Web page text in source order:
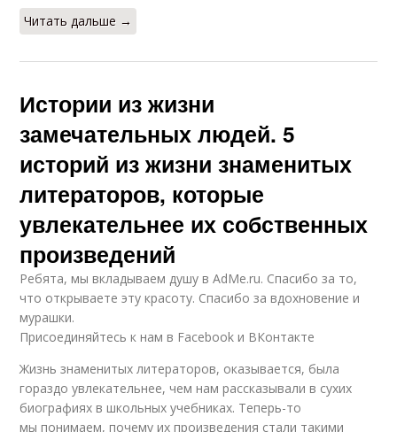
Читать дальше →
Истории из жизни
замечательных людей. 5
историй из жизни знаменитых
литераторов, которые
увлекательнее их собственных
произведений
Ребята, мы вкладываем душу в AdMe.ru. Cпасибо за то,
что открываете эту красоту. Спасибо за вдохновение и
мурашки.
Присоединяйтесь к нам в Facebook и ВКонтакте
Жизнь знаменитых литераторов, оказывается, была
гораздо увлекательнее, чем нам рассказывали в сухих
биографиях в школьных учебниках. Теперь-то
мы понимаем, почему их произведения стали такими